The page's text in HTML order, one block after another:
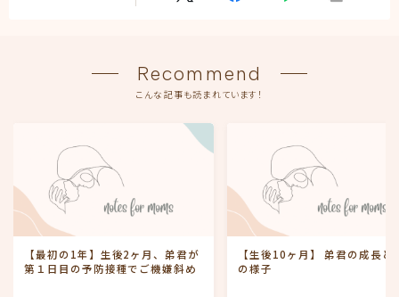
Recommend
こんな記事も読まれています！
【最初の1年】生後2ヶ月、弟君が
第１日目の予防接種でご機嫌斜め
【生後10ヶ月】 弟君の成長と
の様子